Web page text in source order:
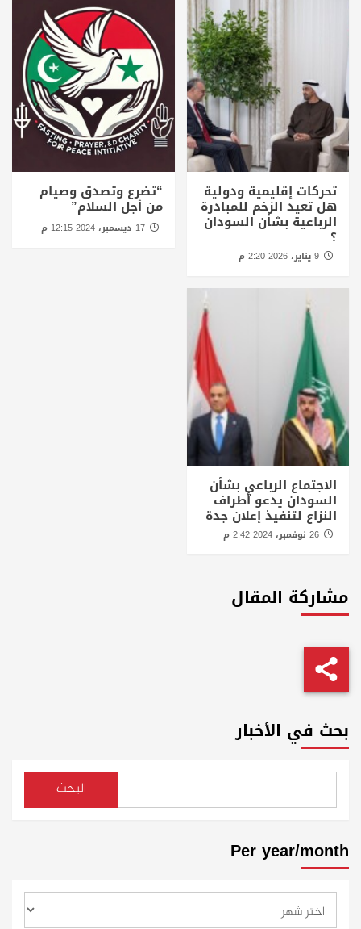
تحركات إقليمية ودولية
هل تعيد الزخم للمبادرة
الرباعية بشأن السودان
؟
“تضرع وتصدق وصيام
من أجل السلام”
17 ديسمبر، 2024 12:15 م
الاجتماع الرباعي بشأن
السودان يدعو أطراف
النزاع لتنفيذ إعلان جدة
مشاركة المقال
بحث في الأخبار
البحث
Per year/month